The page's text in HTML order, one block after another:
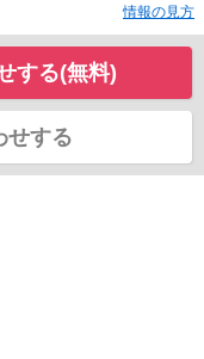
情報の見方
する(無料)
せする